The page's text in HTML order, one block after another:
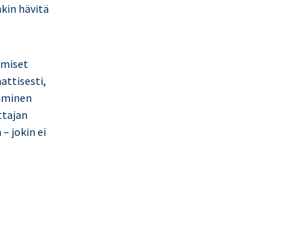
hävitä
jokin ei